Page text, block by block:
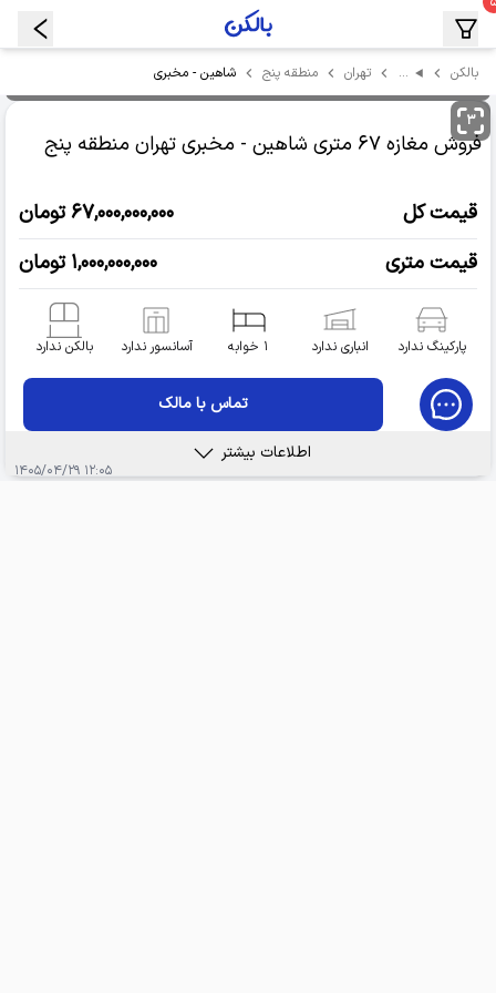
بالکن … تهران منطقه پنج شاهین - مخبری
۳
فروش مغازه۶۷ متری شاهین - مخبری تهران منطقه پنج
قیمت کل
۶۷,۰۰۰,۰۰۰,۰۰۰ تومان
قیمت متری
۱,۰۰۰,۰۰۰,۰۰۰ تومان
پارکینگ ندارد انباری ندارد ۱ خوابه آسانسور ندارد بالکن ندارد
تماس با مالک
اطلاعات بیشتر
۱۲:۰۵ ۱۴۰۵/۰۴/۲۹